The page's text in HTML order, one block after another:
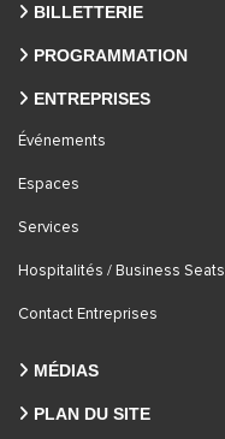
BILLETTERIE
PROGRAMMATION
ENTREPRISES
Événements
Espaces
Services
Hospitalités / Business Seats
Contact Entreprises
MÉDIAS
PLAN DU SITE